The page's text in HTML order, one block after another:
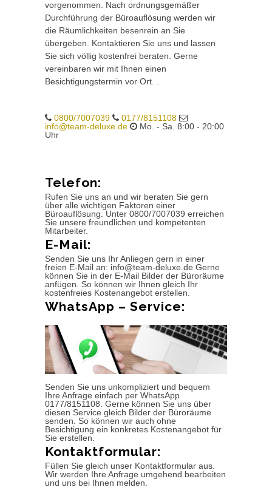
vorgenommen. Nach ordnungsgemäßer
Durchführung der Büroauflösung werden wir
die Räumlichkeiten besenrein an Sie
übergeben. Kontaktieren Sie uns und lassen
Sie sich völlig kostenfrei beraten. Gerne
vereinbaren wir mit Ihnen einen
Besichtigungstermin vor Ort. .
0800/7007039
0177/8151108
info@team-deluxe.de
Mo. - Sa. 8:00 - 20:00
Uhr
Telefon:
Rufen Sie uns an und wir beraten Sie gern
über alle wichtigen Faktoren einer
Büroauflösung. Unter 0800/7007039 erreichen
Sie unsere freundlichen und kompetenten
Mitarbeiter.
E-Mail:
Senden Sie uns Ihr Anliegen gern in einer
freien E-Mail an: info@team-deluxe.de Gerne
können Sie in der E-Mail Bilder der Büroräume
anfügen. So können wir Ihnen gleich Ihr
kostenfreies Kostenangebot erstellen.
WhatsApp – Service:
Senden Sie uns unkompliziert und bequem
Ihre Anfrage einfach per WhatsApp
0177/8151108. Gerne können Sie uns über
diesen Service gleich Bilder der Büroräume
senden. So können wir auch ohne
Besichtigung ein konkretes Kostenangebot für
Sie erstellen.
Kontaktformular:
Füllen Sie gleich unser Kontaktformular aus.
Wir werden Ihre Anfrage umgehend bearbeiten
und uns bei Ihnen melden.